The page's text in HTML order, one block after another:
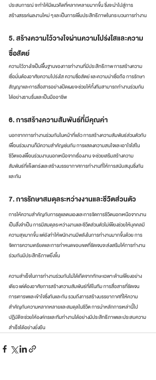
ประสบการณ์ จะทำให้มีแนวคิดที่หลากหลายมากขึ้น ซึ่งจะนำไปสู่การ
สร้างสรรค์ผลงานใหม่ ๆ และเป็นการเพิ่มประสิทธิภาพในกระบวนการทำงาน
5. สร้างความไว้วางใจผ่านความโปร่งใสและความ
ซื่อสัตย์
ความไว้วางใจเป็นพื้นฐานของการทำงานที่มีประสิทธิภาพ การสร้างความ
เชื่อมั่นต้องอาศัยความโปร่งใส ความซื่อสัตย์ และความน่าเชื่อถือ การรักษา
สัญญาและการสื่อสารอย่างเปิดเผยจะช่วยให้ทั้งทีมสามารถทำงานร่วมกัน
ได้อย่างราบรื่นและเป็นมืออาชีพ
6. การสร้างความสัมพันธ์ที่มีคุณค่า
นอกจากการทำงานร่วมกันในหน้าที่แล้ว การสร้างความสัมพันธ์ส่วนตัวกับ
เพื่อนร่วมงานก็มีความสำคัญเช่นกัน การแสดงความสนใจและเอาใจใส่ใน
ชีวิตของเพื่อนร่วมงานนอกเหนือจากเรื่องงาน จะช่วยเสริมสร้างความ
สัมพันธ์ที่แข็งแกร่งและสร้างบรรยากาศการทำงานที่ให้การสนับสนุนซึ่งกัน
และกัน
7. การรักษาสมดุลระหว่างงานและชีวิตส่วนตัว
การให้ความสำคัญกับการดูแลตนเองและการจัดการชีวิตนอกเหนือจากงาน
เป็นสิ่งจำเป็น การมีสมดุลระหว่างงานและชีวิตส่วนตัวไม่เพียงช่วยให้บุคคลมี
ความสุขมากขึ้น แต่ยังทำให้พนักงานมีพลังในการทำงานมากขึ้นด้วย การ
จัดการความเครียดและการกำหนดขอบเขตที่ชัดเจนจะส่งเสริมให้การทำงาน
ร่วมกันมีประสิทธิภาพยิ่งขึ้น
ความสำเร็จในการทำงานร่วมกันไม่ได้เกิดจากทักษะเฉพาะด้านเพียงอย่าง
เดียว แต่ต้องอาศัยการสร้างความสัมพันธ์ที่ดีในทีม การสื่อสารที่ชัดเจน
การเคารพและเข้าใจซึ่งกันและกัน รวมถึงการสร้างบรรยากาศที่ให้ความ
สำคัญกับความหลากหลายและสมดุลในชีวิต การนำหลักการเหล่านี้ไป
ปฏิบัติจะช่วยให้องค์กรและทีมทำงานได้อย่างมีประสิทธิภาพและประสบความ
สำเร็จได้อย่างยั่งยืน